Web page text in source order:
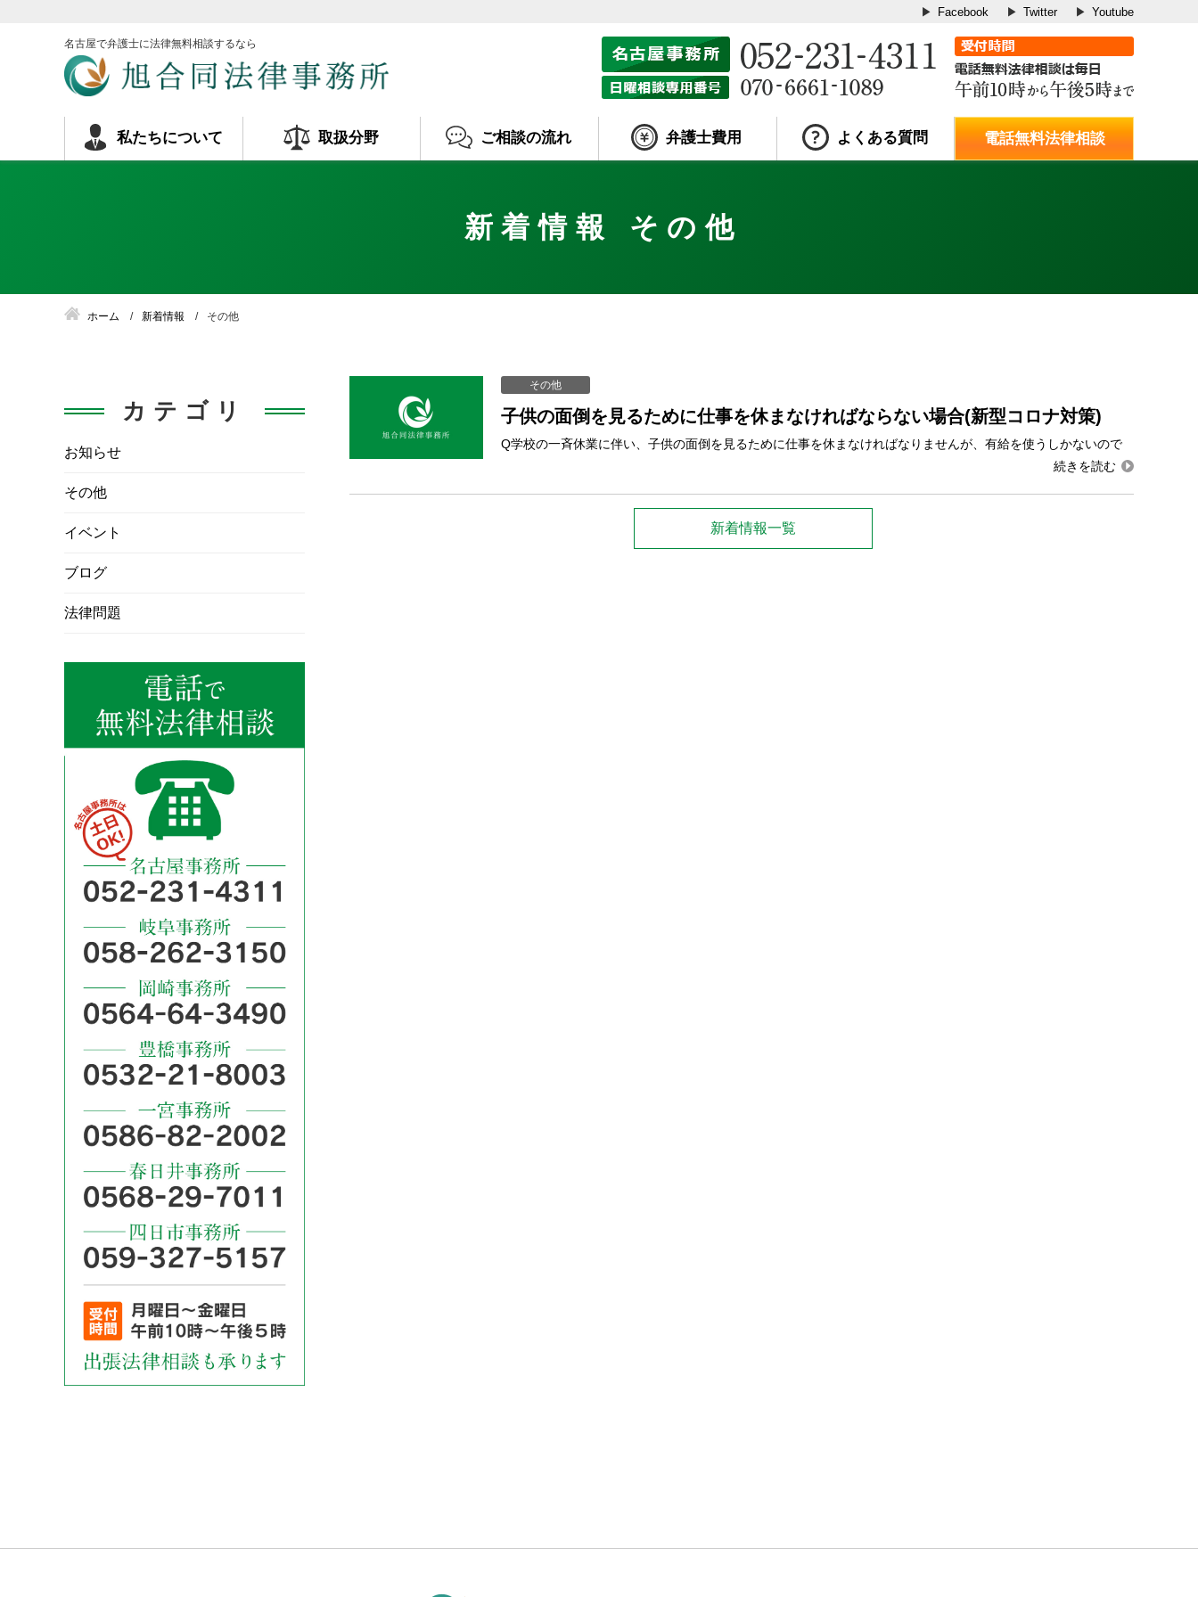
Facebook Twitter Youtube
名古屋で弁護士に法律無料相談するなら
私たちについて 取扱分野 ご相談の流れ 弁護士費用 よくある質問 電話無料法律相談
新着情報 その他
ホーム 新着情報 その他
その他
子供の面倒を見るために仕事を休まなければならない場合(新型コロナ対策)
Q学校の一斉休業に伴い、子供の面倒を見るために仕事を休まなければなりませんが、有給を使うしかないので
新着情報一覧
カテゴリ
お知らせ
その他
イベント
ブログ
法律問題